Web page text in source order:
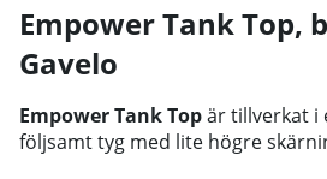
Empower Tank Top,
Gavelo
Empower Tank Topär tillverkat i
följsamt tyg med lite högre